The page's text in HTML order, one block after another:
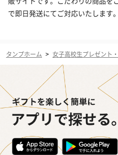
で即日発送にてご対応いたします。
タンプホーム > 女子高校生プレゼント